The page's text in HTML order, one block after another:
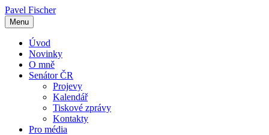
Pavel Fischer
Menu
Úvod
Novinky
O mně
Senátor ČR
Projevy
Kalendář
Tiskové zprávy
Kontakty
Pro média